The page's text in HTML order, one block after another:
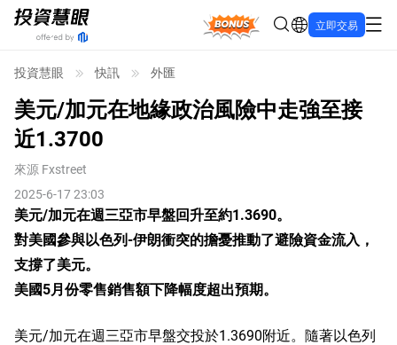
Bonus 立即交易
投資慧眼 快訊 外匯
美元/加元在地緣政治風險中走強至接
近1.3700
來源 Fxstreet
2025-6-17 23:03
美元/加元在週三亞市早盤回升至約1.3690。
對美國參與以色列-伊朗衝突的擔憂推動了避險資金流入，
支撐了美元。
美國5月份零售銷售額下降幅度超出預期。
美元/加元在週三亞市早盤交投於1.3690附近。隨著以色列